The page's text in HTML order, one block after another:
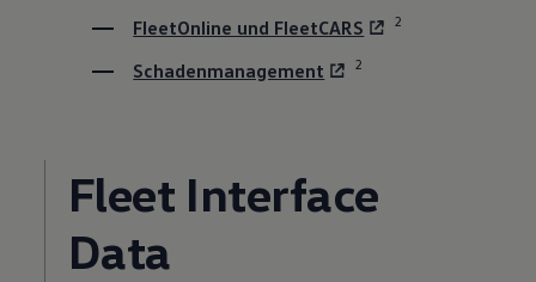
FleetOnline und FleetCARS 2
Schadenmanagement 2
Fleet Interface
Data